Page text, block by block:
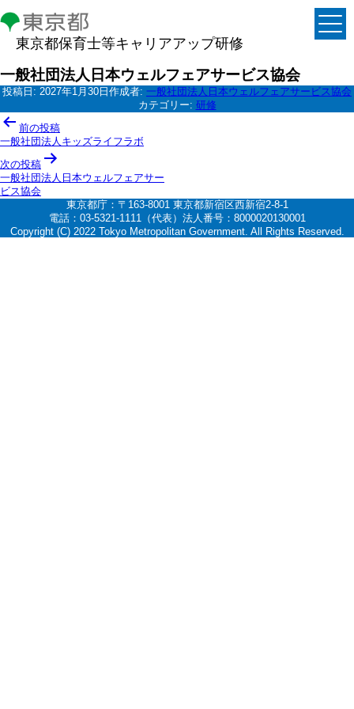
東京都保育士等キャリアアップ研修
一般社団法人日本ウェルフェアサービス協会
投稿日: 2027年1月30日 作成者: 一般社団法人日本ウェルフェアサービス協会
カテゴリー: 研修
投
稿
ナ
ビ
ゲ
ー
前の投稿
一般社団法人キッズライフラボ
次の投稿
一般社団法人日本ウェルフェアサー
ビス協会
東京都庁：〒163-8001 東京都新宿区西新宿2-8-1
電話：03-5321-1111（代表）法人番号：8000020130001
Copyright (C) 2022 Tokyo Metropolitan Government. All Rights Reserved.